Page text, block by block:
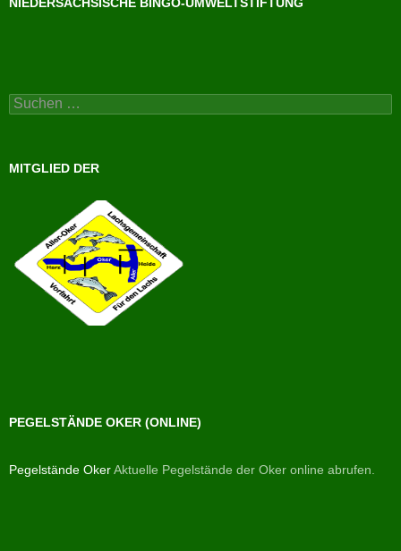
Suchen
nach:
MITGLIED DER
PEGELSTÄNDE OKER (ONLINE)
Pegelstände OkerAktuelle Pegelstände der Oker online abrufen.